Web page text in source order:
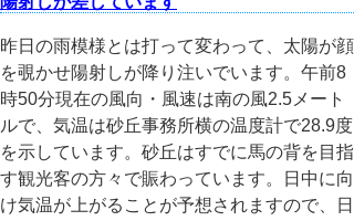
昨日の雨模様とは打って変わって、太陽が顔
を覗かせ陽射しが降り注いでいます。午前8
時50分現在の風向・風速は南の風2.5メート
ルで、気温は砂丘事務所横の温度計で28.9度
を示しています。砂丘はすでに馬の背を目指
す観光客の方々で賑わっています。日中に向
け気温が上がることが予想されますので、日